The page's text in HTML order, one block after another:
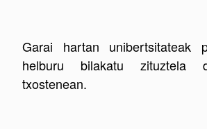
Garai hartan unibertsitateak
helburu bilakatu zituztela
txostenean.